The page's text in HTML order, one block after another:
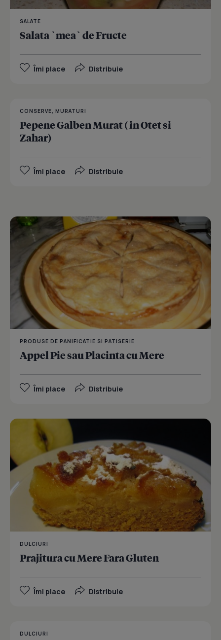
SALATE
Salata `mea` de Fructe
Îmi place Distribuie
CONSERVE, MURATURI
Pepene Galben Murat ( in Otet si
Zahar)
Îmi place Distribuie
PRODUSE DE PANIFICATIE SI PATISERIE
Appel Pie sau Placinta cu Mere
Îmi place Distribuie
DULCIURI
Prajitura cu Mere Fara Gluten
Îmi place Distribuie
DULCIURI